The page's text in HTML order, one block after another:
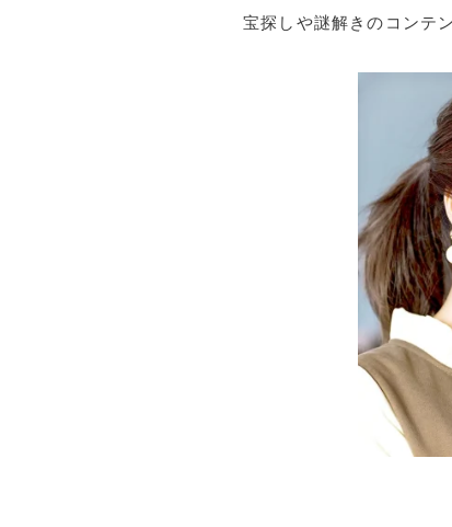
宝探しや謎解きのコンテ